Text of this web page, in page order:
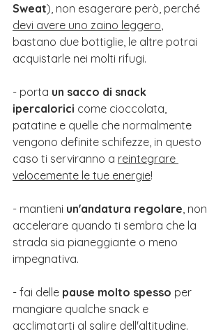
Sweat), non esagerare però, perché
devi avere uno zaino leggero,
bastano due bottiglie, le altre potrai
acquistarle nei molti rifugi.
- porta un sacco di snack
ipercalorici come cioccolata,
patatine e quelle che normalmente
vengono definite schifezze, in questo
caso ti serviranno a reintegrare
velocemente le tue energie!
- mantieni un'andatura regolare, non
accelerare quando ti sembra che la
strada sia pianeggiante o meno
impegnativa.
- fai delle pause molto spesso per
mangiare qualche snack e
acclimatarti al salire dell'altitudine.